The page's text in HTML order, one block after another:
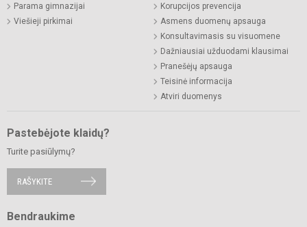
Parama gimnazijai
Viešieji pirkimai
Korupcijos prevencija
Asmens duomenų apsauga
Konsultavimasis su visuomene
Dažniausiai užduodami klausimai
Pranešėjų apsauga
Teisinė informacija
Atviri duomenys
Pastebėjote klaidų?
Turite pasiūlymų?
RAŠYKITE
Bendraukime